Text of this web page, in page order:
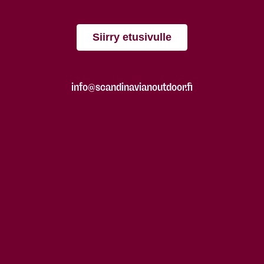
Siirry etusivulle
info@scandinavianoutdoor.fi